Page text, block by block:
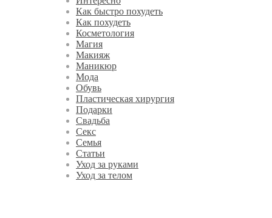
Как быстро похудеть
Как похудеть
Косметология
Магия
Макияж
Маникюр
Мода
Обувь
Пластическая хирургия
Подарки
Свадьба
Секс
Семья
Статьи
Уход за руками
Уход за телом